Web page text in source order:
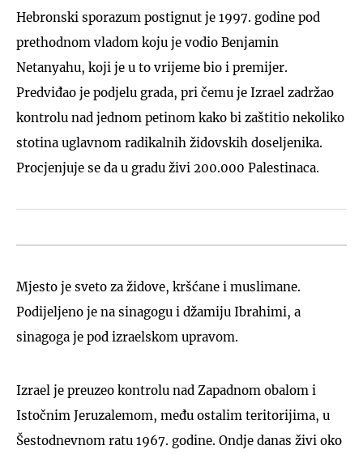
Hebronski sporazum postignut je 1997. godine pod
prethodnom vladom koju je vodio Benjamin
Netanyahu, koji je u to vrijeme bio i premijer.
Predviđao je podjelu grada, pri čemu je Izrael zadržao
kontrolu nad jednom petinom kako bi zaštitio nekoliko
stotina uglavnom radikalnih židovskih doseljenika.
Procjenjuje se da u gradu živi 200.000 Palestinaca.
Mjesto je sveto za židove, kršćane i muslimane.
Podijeljeno je na sinagogu i džamiju Ibrahimi, a
sinagoga je pod izraelskom upravom.
Izrael je preuzeo kontrolu nad Zapadnom obalom i
Istočnim Jeruzalemom, među ostalim teritorijima, u
Šestodnevnom ratu 1967. godine. Ondje danas živi oko